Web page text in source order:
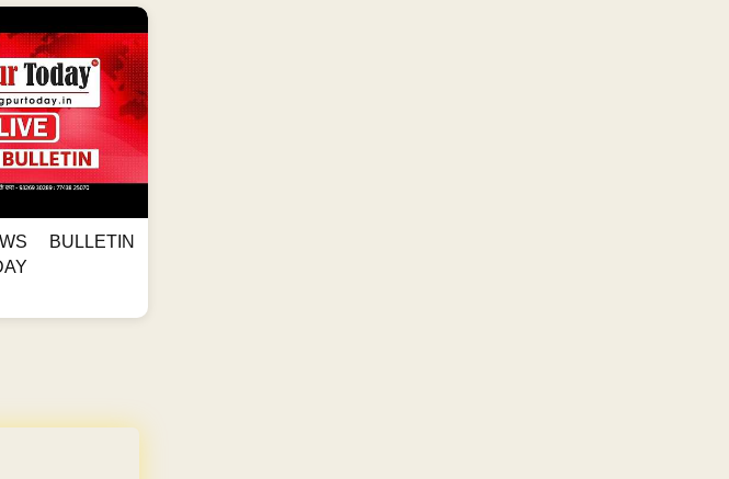
BULLETIN